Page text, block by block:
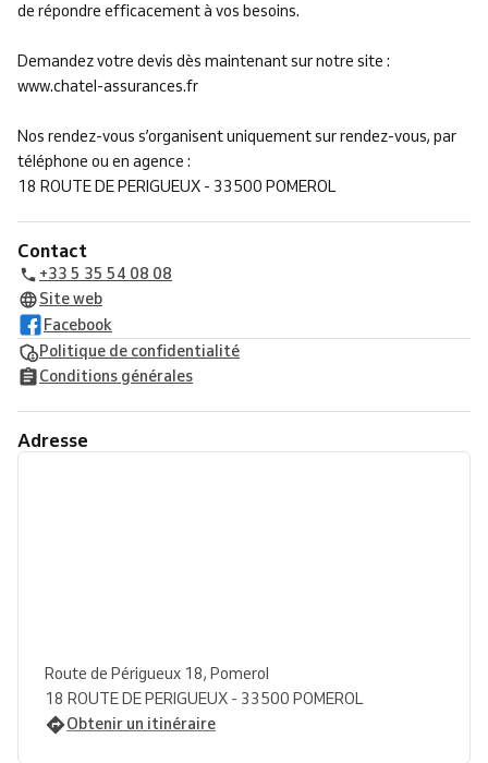
de répondre efficacement à vos besoins.
Demandez votre devis dès maintenant sur notre site :
www.chatel-assurances.fr
Nos rendez-vous s’organisent uniquement sur rendez-vous, par
téléphone ou en agence :
18 ROUTE DE PERIGUEUX - 33500 POMEROL
Contact
+33 5 35 54 08 08
Site web
Facebook
Politique de confidentialité
Conditions générales
Adresse
Route de Périgueux 18, Pomerol
18 ROUTE DE PERIGUEUX - 33500 POMEROL
Obtenir un itinéraire